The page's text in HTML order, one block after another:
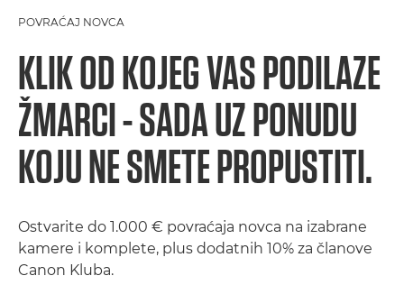
POVRAĆAJ NOVCA
KLIK OD KOJEG VAS PODILAZE
ŽMARCI - SADA UZ PONUDU
KOJU NE SMETE PROPUSTITI.
Ostvarite do 1.000 € povraćaja novca na izabrane
kamere i komplete, plus dodatnih 10% za članove
Canon Kluba.